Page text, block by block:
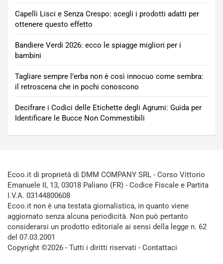
Capelli Lisci e Senza Crespo: scegli i prodotti adatti per
ottenere questo effetto
Bandiere Verdi 2026: ecco le spiagge migliori per i
bambini
Tagliare sempre l’erba non è così innocuo come sembra:
il retroscena che in pochi conoscono
Decifrare i Codici delle Etichette degli Agrumi: Guida per
Identificare le Bucce Non Commestibili
Ecoo.it di proprietà di DMM COMPANY SRL - Corso Vittorio
Emanuele II, 13, 03018 Paliano (FR) - Codice Fiscale e Partita
I.V.A. 03144800608
Ecoo.it non è una testata giornalistica, in quanto viene
aggiornato senza alcuna periodicità. Non può pertanto
considerarsi un prodotto editoriale ai sensi della legge n. 62
del 07.03.2001
Copyright ©2026 - Tutti i diritti riservati - Contattaci